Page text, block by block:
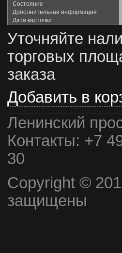
Состояние
Дополнительная информация
Дата карточки
Уточняйте
торговых
заказа
Добавить в
Ленинский
Контакты: +7
30
Copyright ©
защищены